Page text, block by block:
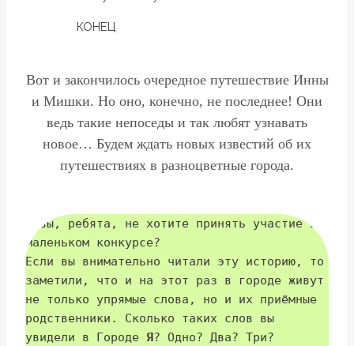
КОНЕЦ
Вот и закончилось очередное путешествие Инны
и Мишки. Но оно, конечно, не последнее! Они
ведь такие непоседы и так любят узнавать
новое… Будем ждать новых известий об их
путешествиях в разноцветные города.
А вы, ребята, не хотите принять участие в
маленьком конкурсе?
Если вы внимательно читали эту историю, то
заметили, что и на этот раз в городе живут
не только упрямые слова, но и их приёмные
родственники. Сколько таких слов вы
увидели в Городе Я? Одно? Два? Три?